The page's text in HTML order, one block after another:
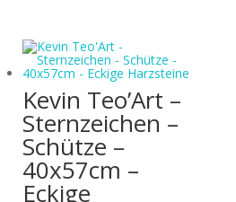
Kevin Teo’Art –
Sternzeichen –
Schütze –
40x57cm –
Eckige